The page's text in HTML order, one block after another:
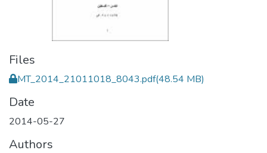
Files
MT_2014_21011018_8043.pdf(48.54 MB)
Date
2014-05-27
Authors